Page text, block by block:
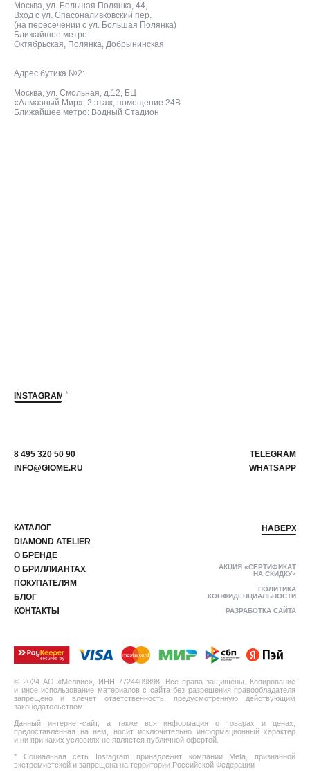
INSTAGRAM *
Москва, ул. Большая Полянка, 44,
Вход с ул. Спасоналивковский пер.
(на пересечении с ул. Большая Полянка)
Ближайшее метро:
Октябрьская, Полянка, Добрынинская
Адрес бутика №2:
Москва, ул. Смольная, д.12, БЦ
«Алмазный Мир», 2 этаж, помещение 24В
Ближайшее метро: Водный Стадион
8 495 320 50 90
INFO@GIOME.RU
КОНТАКТЫ
ПОКУПАТЕЛЯМ
БЛОГ
О БРЕНДЕ
DIAMOND ATELIER
КАТАЛОГ
АКЦИЯ «СЕРТИФИКАТ
НА СКИДКУ»
ПОЛИТИКА
КОНФИДЕНЦИАЛЬНОСТИ
РАЗРАБОТКА САЙТА
НАВЕРХ
TELEGRAM
WHATSAPP
© 2024 АО «Мелвис», ИНН 7724409898. Все права защищены. Копирование
и иное использование материалов с сайта без разрешения правообладателя
запрещено и влечет ответственность, предусмотренную действующим
законодательством.
Данный интернет-сайт, а также вся информация о товарах и ценах,
предоставленная на нём, носит исключительно информационный характер
и ни при каких условиях не является публичной офертой.
* Социальная сеть Instagram принадлежит компании Meta, признанной
экстремистской и запрещена на территории Российской Федерации
О БРИЛЛИАНТАХ